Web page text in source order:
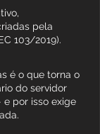
pela
103/2019).
é o que torna o
do servidor
por isso exige